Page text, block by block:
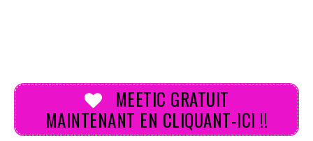
MEETIC GRATUIT
MAINTENANT EN CLIQUANT-ICI !!